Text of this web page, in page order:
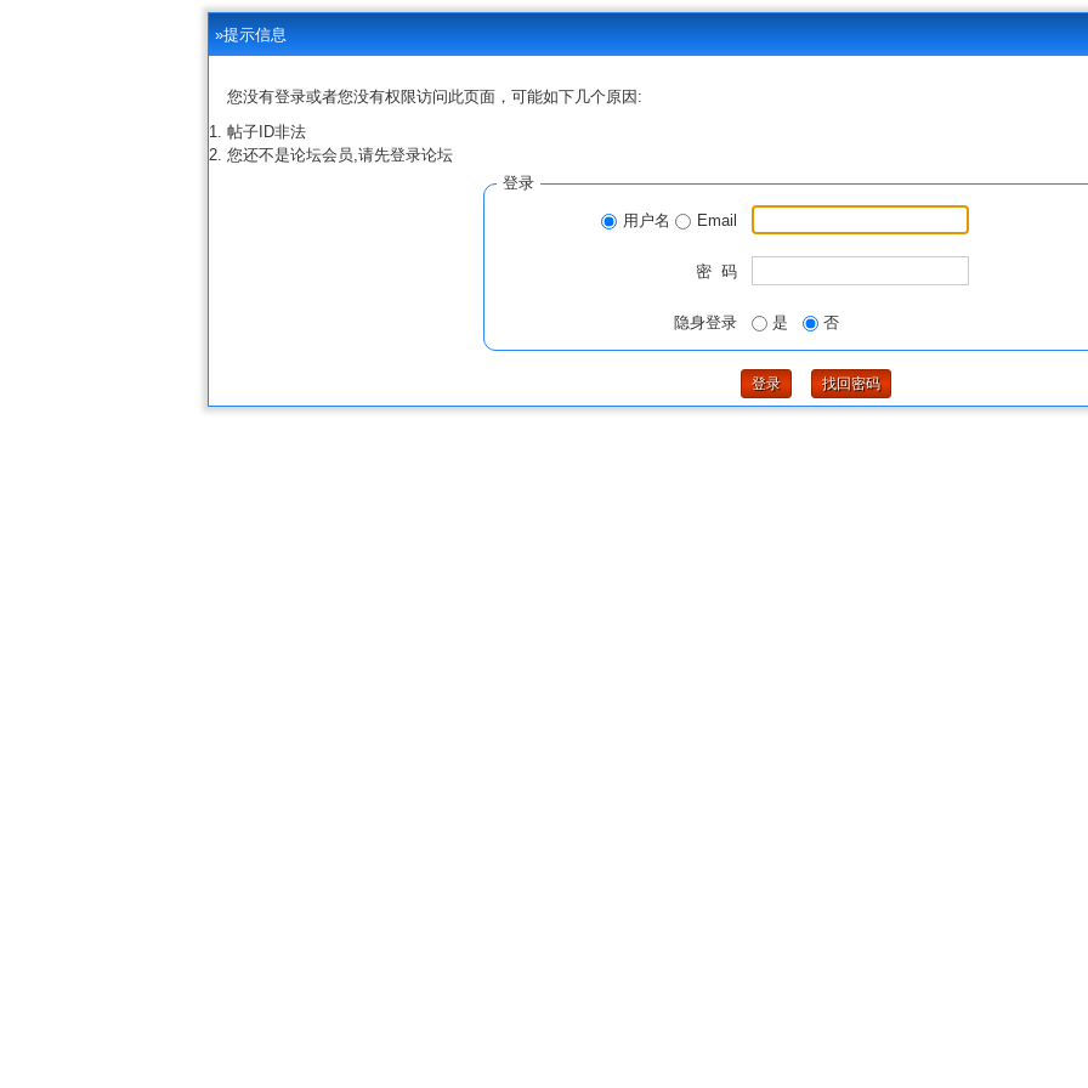
»提示信息
您没有登录或者您没有权限访问此页面，可能如下几个原因:
帖子ID非法
您还不是论坛会员,请先登录论坛
登录
用户名 Email
密 码
隐身登录 是 否